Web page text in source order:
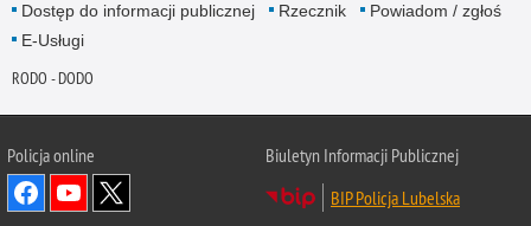
Dostęp do informacji publicznej
Rzecznik
Powiadom / zgłoś
E-Usługi
RODO - DODO
Policja online
Biuletyn Informacji Publicznej
BIP Policja Lubelska